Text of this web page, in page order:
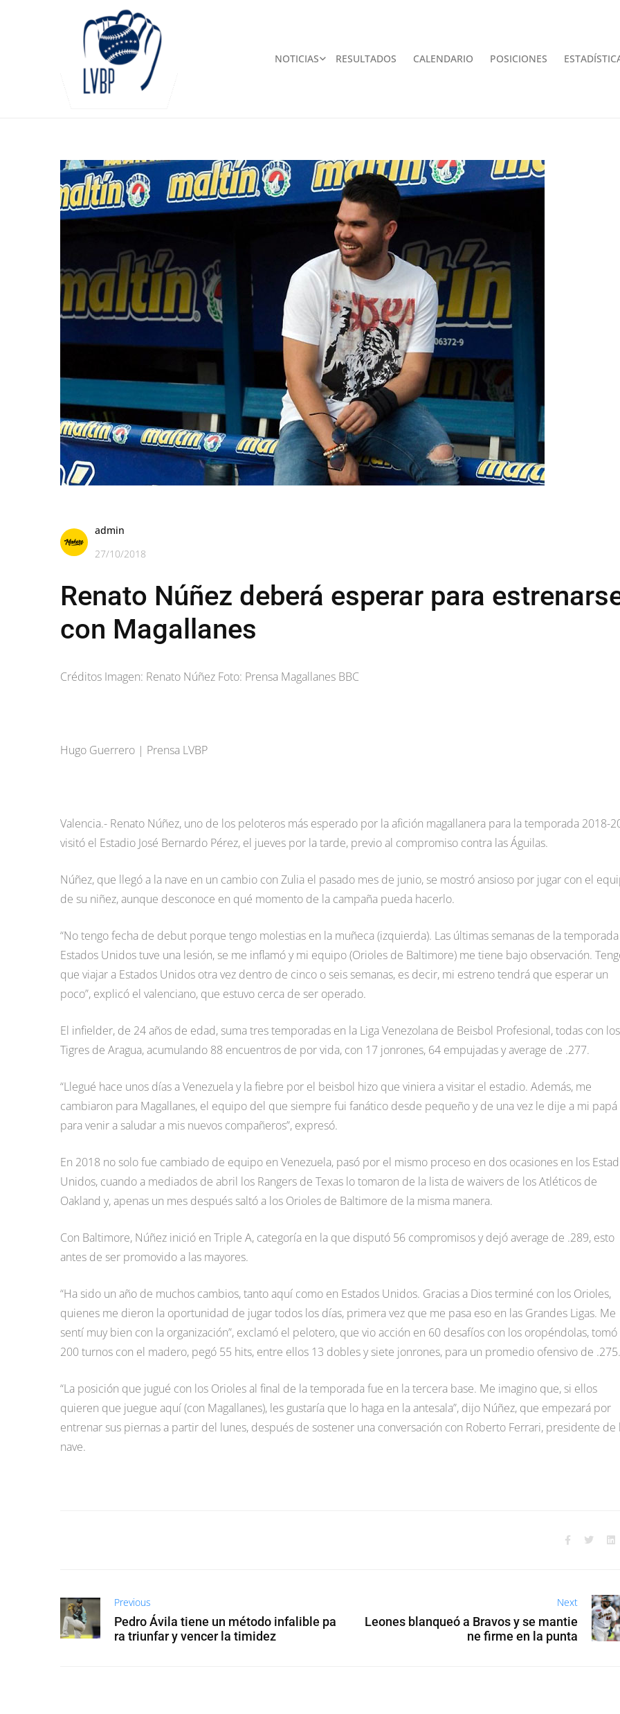
NOTICIAS RESULTADOS CALENDARIO POSICIONES
admin
27/10/2018
Renato Núñez deberá esperar para
con Magallanes
Créditos Imagen: Renato Núñez Foto: Prensa Magallanes BBC
Hugo Guerrero | Prensa LVBP
Valencia.- Renato Núñez, uno de los peloteros más esperado por la afición magallanera para la temporada 2018-
visitó el Estadio José Bernardo Pérez, el jueves por la tarde, previo al compromiso contra las Águilas.
Núñez, que llegó a la nave en un cambio con Zulia el pasado mes de junio, se mostró ansioso por jugar con el
de su niñez, aunque desconoce en qué momento de la campaña pueda hacerlo.
“No tengo fecha de debut porque tengo molestias en la muñeca (izquierda). Las últimas semanas de la
Estados Unidos tuve una lesión, se me inflamó y mi equipo (Orioles de Baltimore) me tiene bajo observación.
que viajar a Estados Unidos otra vez dentro de cinco o seis semanas, es decir, mi estreno tendrá que esperar un
poco”, explicó el valenciano, que estuvo cerca de ser operado.
El infielder, de 24 años de edad, suma tres temporadas en la Liga Venezolana de Beisbol Profesional, todas con los
Tigres de Aragua, acumulando 88 encuentros de por vida, con 17 jonrones, 64 empujadas y average de .277.
“Llegué hace unos días a Venezuela y la fiebre por el beisbol hizo que viniera a visitar el estadio. Además, me
cambiaron para Magallanes, el equipo del que siempre fui fanático desde pequeño y de una vez le dije a mi papá
para venir a saludar a mis nuevos compañeros”, expresó.
En 2018 no solo fue cambiado de equipo en Venezuela, pasó por el mismo proceso en dos ocasiones en los
Unidos, cuando a mediados de abril los Rangers de Texas lo tomaron de la lista de waivers de los Atléticos de
Oakland y, apenas un mes después saltó a los Orioles de Baltimore de la misma manera.
Con Baltimore, Núñez inició en Triple A, categoría en la que disputó 56 compromisos y dejó average de .289, esto
antes de ser promovido a las mayores.
“Ha sido un año de muchos cambios, tanto aquí como en Estados Unidos. Gracias a Dios terminé con los Orioles,
quienes me dieron la oportunidad de jugar todos los días, primera vez que me pasa eso en las Grandes Ligas. Me
sentí muy bien con la organización”, exclamó el pelotero, que vio acción en 60 desafíos con los oropéndolas, tomó
200 turnos con el madero, pegó 55 hits, entre ellos 13 dobles y siete jonrones, para un promedio ofensivo de .275.
“La posición que jugué con los Orioles al final de la temporada fue en la tercera base. Me imagino que, si ellos
quieren que juegue aquí (con Magallanes), les gustaría que lo haga en la antesala”, dijo Núñez, que empezará por
entrenar sus piernas a partir del lunes, después de sostener una conversación con Roberto Ferrari, presidente de
nave.
Previous
Pedro Ávila tiene un método infalible pa
ra triunfar y vencer la timidez
Next
Leones blanqueó a Bravos y se mantie
ne firme en la punta